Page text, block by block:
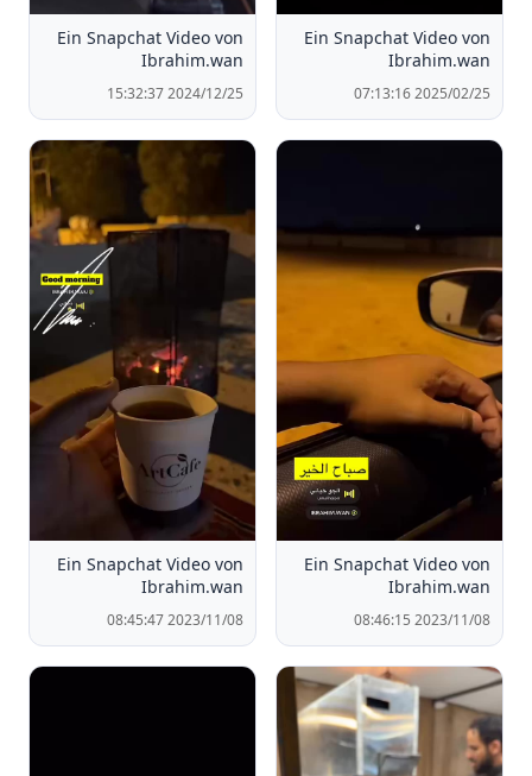
Ein Snapchat Video von
Ibrahim.wan
2025/02/25 07:13:16
Ein Snapchat Video von
Ibrahim.wan
2024/12/25 15:32:37
Ein Snapchat Video von
Ibrahim.wan
2023/11/08 08:46:15
Ein Snapchat Video von
Ibrahim.wan
2023/11/08 08:45:47